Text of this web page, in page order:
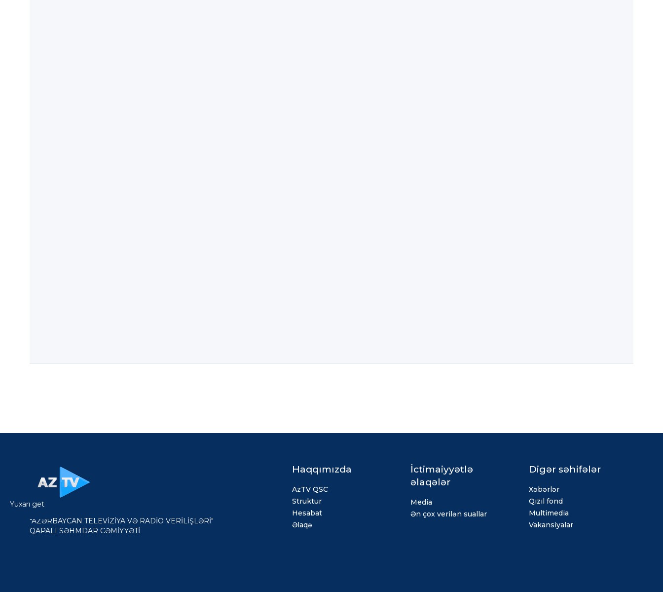
"AZƏRBAYCAN TELEVİZİYA VƏ RADİO VERİLİŞLƏRİ"
QAPALI SƏHMDAR CƏMİYYƏTİ
Haqqımızda
AzTV QSC
Struktur
Hesabat
Əlaqə
İctimaiyyətlə
əlaqələr
Media
Ən çox verilən suallar
Digər səhifələr
Xəbərlər
Qızıl fond
Multimedia
Vakansiyalar
Yuxarı get